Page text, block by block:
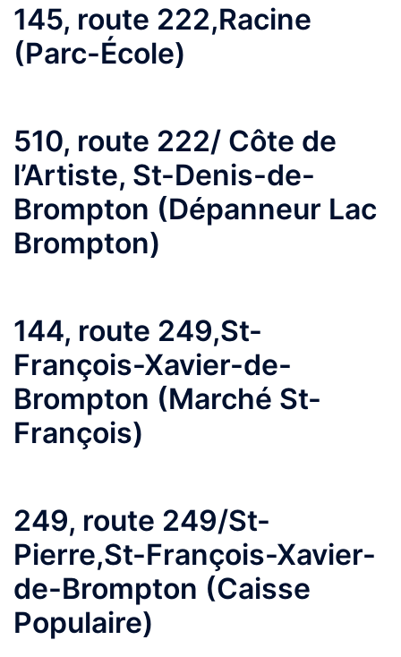
145, route 222,Racine
(Parc-École)
510, route 222/ Côte de
l’Artiste, St-Denis-de-
Brompton (Dépanneur Lac
Brompton)
144, route 249,St-
François-Xavier-de-
Brompton (Marché St-
François)
249, route 249/St-
Pierre,St-François-Xavier-
de-Brompton (Caisse
Populaire)